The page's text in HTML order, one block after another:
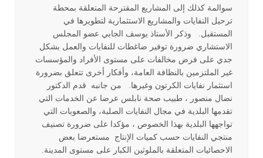
سوالمة كذلك إلى المشاريع المقترحة المتعلقة بمحطة
ترحيل النفايات والمشاريع الاستثمارية لتطويرها في
المستقبل. وذكر الأستاذ يوسف الجابي عضو المجلس
الاستشاري ضرورة توفير ضاغطات للنفايات والعمل بشكل
جدي على فرض مخالفات على مستوى الأفراد والمؤسسات
غير الملتزمين بالنظافة العامة، وأفكار أخرى تتعلق بضرورة
استثمار نفايات الكرتون وغيرها. من جانبه قدم الدكتور
نضال منصور ، طبيب صحة نابلس عرضا عن الخدمات التي
تقدمها البلدية في مجال النفايات الصلبة، والصعوبات التي
تواجهها البلدية بهذا الخصوص ، مؤكدا على ضرورة تصنيف
منتجي النفايات حسب كميات الإنتاج مستعرضا بعض
الاحصائيات المتعلقة بالملوثين الكبار على مستوى المدينة.